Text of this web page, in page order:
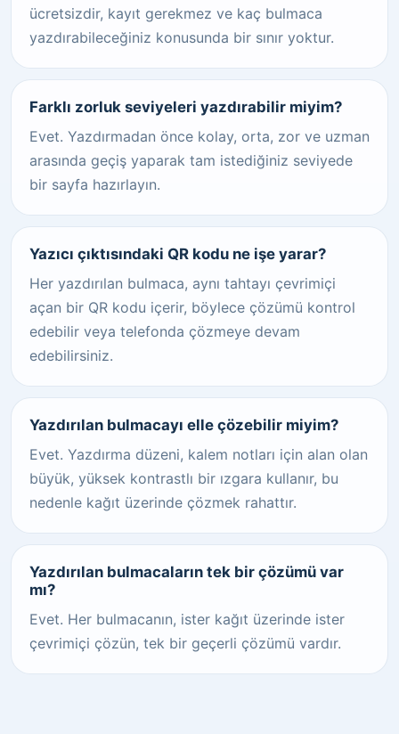
ücretsizdir, kayıt gerekmez ve kaç bulmaca
yazdırabileceğiniz konusunda bir sınır yoktur.
Farklı zorluk seviyeleri yazdırabilir miyim?
Evet. Yazdırmadan önce kolay, orta, zor ve uzman
arasında geçiş yaparak tam istediğiniz seviyede
bir sayfa hazırlayın.
Yazıcı çıktısındaki QR kodu ne işe yarar?
Her yazdırılan bulmaca, aynı tahtayı çevrimiçi
açan bir QR kodu içerir, böylece çözümü kontrol
edebilir veya telefonda çözmeye devam
edebilirsiniz.
Yazdırılan bulmacayı elle çözebilir miyim?
Evet. Yazdırma düzeni, kalem notları için alan olan
büyük, yüksek kontrastlı bir ızgara kullanır, bu
nedenle kağıt üzerinde çözmek rahattır.
Yazdırılan bulmacaların tek bir çözümü var
mı?
Evet. Her bulmacanın, ister kağıt üzerinde ister
çevrimiçi çözün, tek bir geçerli çözümü vardır.